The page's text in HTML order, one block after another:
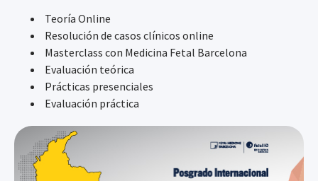
Teoría Online
Resolución de casos clínicos online
Masterclass con Medicina Fetal Barcelona
Evaluación teórica
Prácticas presenciales
Evaluación práctica